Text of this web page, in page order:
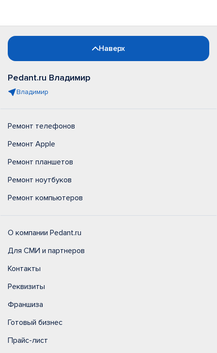
Наверх
Pedant.ru Владимир
Владимир
Ремонт телефонов
Ремонт Apple
Ремонт планшетов
Ремонт ноутбуков
Ремонт компьютеров
О компании Pedant.ru
Для СМИ и партнеров
Контакты
Реквизиты
Франшиза
Готовый бизнес
Прайс-лист